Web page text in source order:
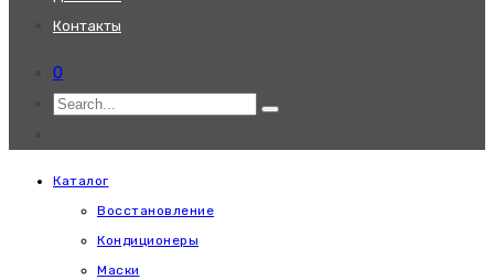
Контакты
0
Каталог
Восстановление
Кондиционеры
Маски